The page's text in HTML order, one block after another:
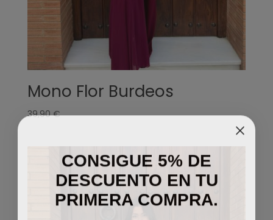
Mono Flor Burdeos
39,90€
CONSIGUE 5% DE
DESCUENTO EN TU
PRIMERA COMPRA.